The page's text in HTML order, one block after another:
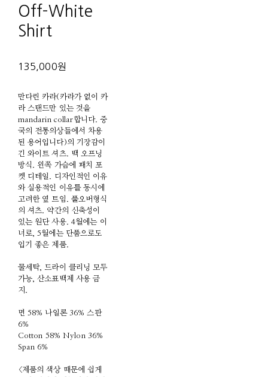
Off-White
Shirt
135,000원
만다린 카라(카라가 없이 카
라 스탠드만 있는 것을
mandarin collar합니다. 중
국의 전통의상들에서 차용
된 용어입니다)의 기장감이
긴 와이트 셔츠. 백 오프닝
방식. 왼쪽 가슴에 패치 포
켓 디테일. 디자인적인 이유
와 실용적인 이유를 동시에
고려한 옆 트임. 풀오버형식
의 셔츠. 약간의 신축성이
있는 원단 사용. 4월에는 이
너로, 5월에는 단품으로도
입기 좋은 제품.
물세탁, 드라이 클리닝 모두
가능, 산소표백제 사용 금
지.
면 58% 나일론 36% 스판
6%
Cotton 58% Nylon 36%
Span 6%
<제품의 색상 때문에 쉽게